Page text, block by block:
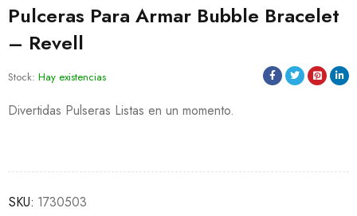
Pulceras Para Armar Bubble Bracelet
– Revell
Stock: Hay existencias
Divertidas Pulseras Listas en un momento.
SKU: 1730503